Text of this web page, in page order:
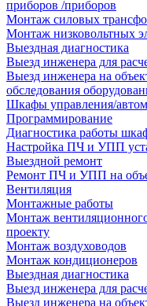
приборов /приборов
Монтаж силовых
Монтаж низковольтных
Выездная диагностика
Выезд инженера для
Выезд инженера на
обследования
Шкафы управления/
Программирование
Диагностика работы
Настройка ПЧ и УПП
Выездной ремонт
Ремонт ПЧ и УПП на
Вентиляция
Монтажные работы
Монтаж
проекту
Монтаж воздуховодов
Монтаж кондиционеров
Выездная диагностика
Выезд инженера для
Выезд инженера на